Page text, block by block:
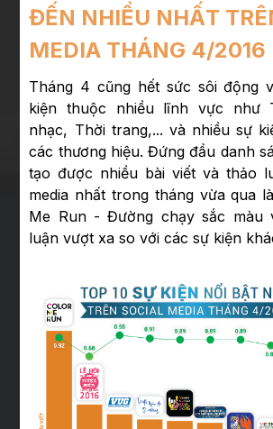
ĐẾN NHIỀU NHẤT
MEDIA THÁNG 4/2016
Tháng 4 cũng hết sức sôi động
kiện thuộc nhiều lĩnh vực như
nhạc, Thời trang,... và nhiều sự
các thương hiệu. Đứng đầu danh
tạo được nhiều bài viết và thảo
media nhất trong tháng vừa qua
Me Run - Đường chạy sắc màu
luận vượt xa so với các sự kiện